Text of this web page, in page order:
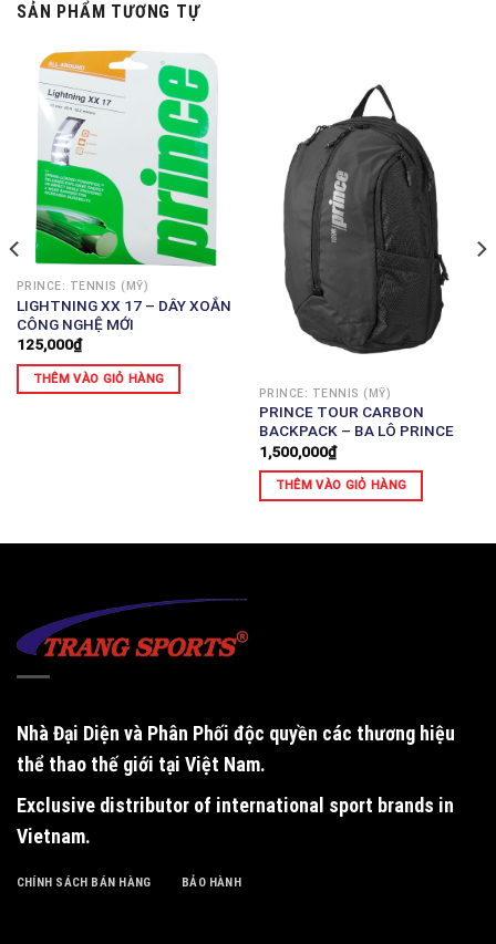
SẢN PHẨM TƯƠNG TỰ
PRINCE: TENNIS (MỸ)
LIGHTNING XX 17 – DÂY XOẮN
CÔNG NGHỆ MỚI
125,000₫
THÊM VÀO GIỎ HÀNG
PRINCE: TENNIS (MỸ)
PRINCE TOUR CARBON
BACKPACK – BA LÔ PRINCE
1,500,000₫
THÊM VÀO GIỎ HÀNG
Nhà Đại Diện và Phân Phối độc quyền các thương hiệu
thể thao thế giới tại Việt Nam.
Exclusive distributor of international sport brands in
Vietnam.
CHÍNH SÁCH BÁN HÀNG BẢO HÀNH